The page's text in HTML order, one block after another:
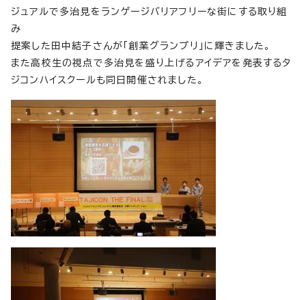
ジュアルで多治見をランゲージバリアフリーな街にする取り組
み
提案した田中結子さんが「創業グランプリ」に輝きました。
また高校生の視点で多治見を盛り上げるアイデアを発表するタ
ジコンハイスクールも同日開催されました。